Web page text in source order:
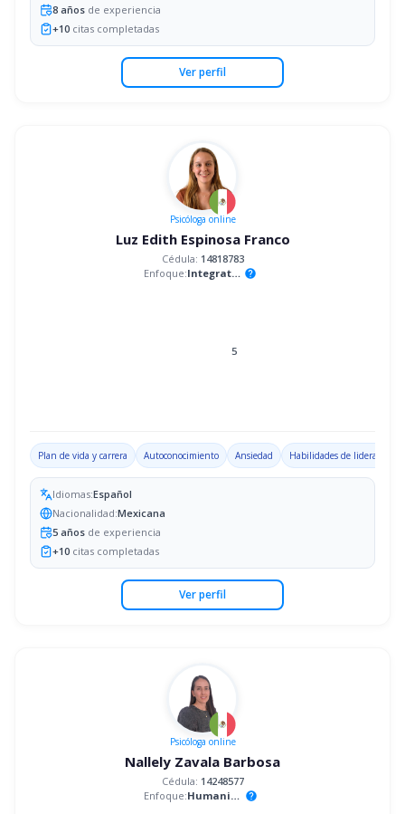
8 años de experiencia
+10 citas completadas
Ver perfil
Psicóloga online
Luz Edith Espinosa Franco
Cédula: 14818783
Enfoque:
Integrativo help
5
Plan de vida y carrera Autoconocimiento Ansiedad Habilidades de liderazgo
Idiomas:Español
Nacionalidad:Mexicana
5 años de experiencia
+10 citas completadas
Ver perfil
Psicóloga online
Nallely Zavala Barbosa
Cédula: 14248577
Enfoque:
Humanista help